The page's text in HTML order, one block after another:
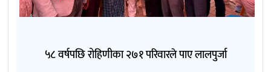
५८ वर्षपछि रोहिणीका २७१ परिवारले पाए लालपुर्जा